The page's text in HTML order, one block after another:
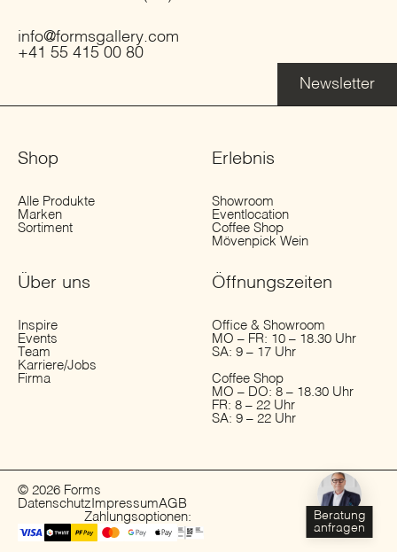
info@formsgallery.com
+41 55 415 00 80
Newsletter
Shop
Alle Produkte
Marken
Sortiment
Erlebnis
Showroom
Eventlocation
Coffee Shop
Mövenpick Wein
Über uns
Inspire
Events
Team
Karriere/Jobs
Firma
Öffnungs­zeiten
Office & Showroom
MO – FR: 10 – 18.30 Uhr
SA: 9 – 17 Uhr
Coffee Shop
MO – DO: 8 – 18.30 Uhr
FR: 8 – 22 Uhr
SA: 9 – 22 Uhr
© 2026 Forms
Datenschutz ImpressumAGB
Zahlungsoptionen:
Beratung
anfragen